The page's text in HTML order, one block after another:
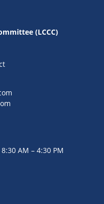
(LCCC)
AM – 4:30 PM